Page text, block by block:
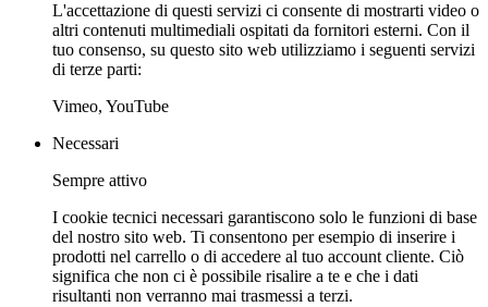
L'accettazione di questi servizi ci consente di mostrarti video o
altri contenuti multimediali ospitati da fornitori esterni. Con il
tuo consenso, su questo sito web utilizziamo i seguenti servizi
di terze parti:
Vimeo, YouTube
Necessari
Sempre attivo
I cookie tecnici necessari garantiscono solo le funzioni di base
del nostro sito web. Ti consentono per esempio di inserire i
prodotti nel carrello o di accedere al tuo account cliente. Ciò
significa che non ci è possibile risalire a te e che i dati
risultanti non verranno mai trasmessi a terzi.